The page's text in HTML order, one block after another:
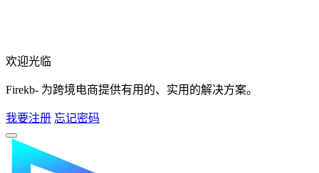
欢迎光临
Firekb- 为跨境电商提供有用的、实用的解决方案。
我要注册 忘记密码